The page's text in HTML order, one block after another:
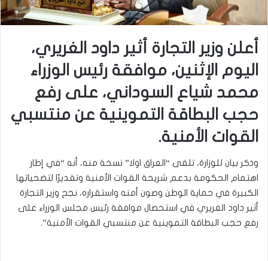
أعلن وزير التجارة أثير داود الغريري،
اليوم الإثنين، موافقة رئيس الوزراء
محمد شياع السوداني، على رفع
حجب البطاقة التموينية عن منتسبي
القوات الأمنية.
وذكر بيان للوزارة، تلقى “العراق اولا” نسخة منه، أنه “في إطار
اهتمام الحكومة بدعم شريحة القوات الأمنية وتقديرًا لتضحياتها
الكبيرة في حماية الوطن وصون أمنه واستقراره، نجح وزير التجارة
أثير داود الغريري في استحصال موافقة رئيس مجلس الوزراء على
رفع حجب البطاقة التموينية عن منتسبي القوات الأمنية”.